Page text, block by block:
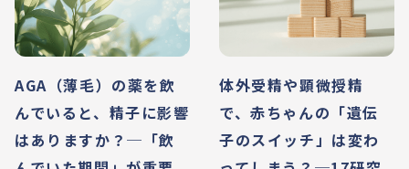
AGA（薄毛）の薬を飲
んでいると、精子に影響
はありますか？─「飲
体外受精や顕微授精
で、赤ちゃんの「遺伝
子のスイッチ」は変わ